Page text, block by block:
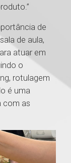
de
de aula,
atuar em
o
rotulagem
é uma
com as